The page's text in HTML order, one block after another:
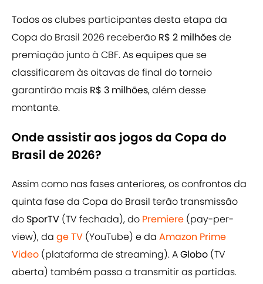
Todos os clubes participantes desta etapa da
Copa do Brasil 2026 receberão R$ 2 milhõesde
premiação junto à CBF. As equipes que se
classificarem às oitavas de final do torneio
garantirão mais R$ 3 milhões, além desse
montante.
Onde assistir aos jogos da Copa do
Brasil de 2026?
Assim como nas fases anteriores, os confrontos da
quinta fase da Copa do Brasil terão transmissão
do SporTV (TV fechada), do Premiere (pay-per-
view), da ge TV (YouTube) e da Amazon Prime
Video (plataforma de streaming). AGlobo (TV
aberta) também passa a transmitir as partidas.